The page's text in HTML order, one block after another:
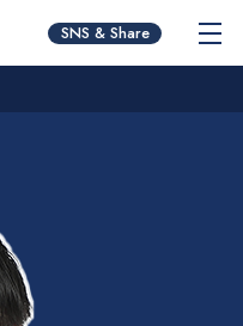
SNS & Share